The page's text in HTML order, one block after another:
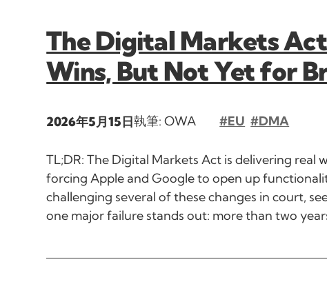
The Digital Markets
Wins, But Not Yet for
2026年5月15日執筆: OWA #EU #DMA
TL;DR: The Digital Markets Act is delivering real
forcing Apple and Google to open up
challenging several of these changes in court,
one major failure stands out: more than two